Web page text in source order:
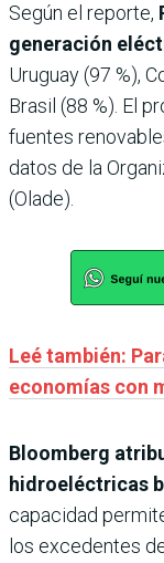
Según el reporte,
generación
Uruguay (97 %),
Brasil (88 %). El
fuentes
datos de la
(Olade).
Leé también:
economías con
Bloomberg
hidroeléctricas
capacidad
los excedentes